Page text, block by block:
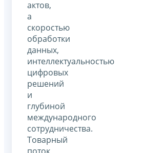
актов,
а
скоростью
обработки
данных,
интеллектуальностью
цифровых
решений
и
глубиной
международного
сотрудничества.
Товарный
поток